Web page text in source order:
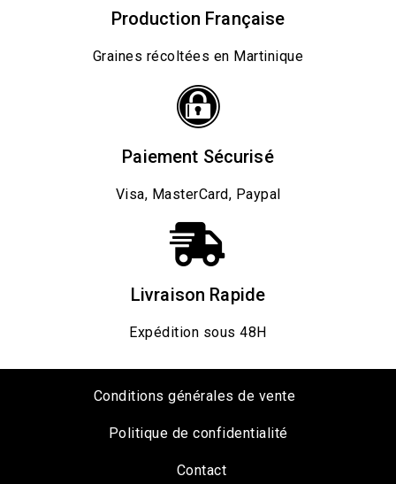
Production Française
Graines récoltées en Martinique
Paiement Sécurisé
Visa, MasterCard, Paypal
Livraison Rapide
Expédition sous 48H
Conditions générales de vente
Politique de confidentialité
Contact